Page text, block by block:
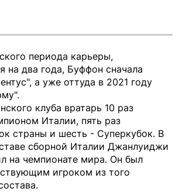
периода карьеры,
на два года, Буффон сначала
а уже оттуда в 2021 году
клуба вратарь 10 раз
Италии, пять раз
страны и шесть - Суперкубок. В
сборной Италии Джанлуиджи
на чемпионате мира. Он был
игроком из того